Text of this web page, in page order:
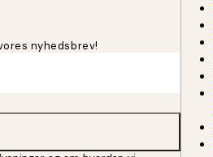
nyhedsbrev!